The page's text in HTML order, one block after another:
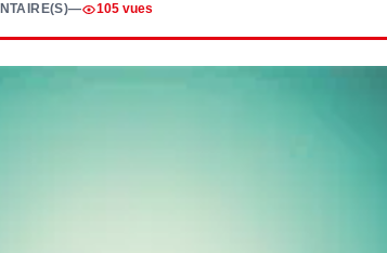
— 105 vues